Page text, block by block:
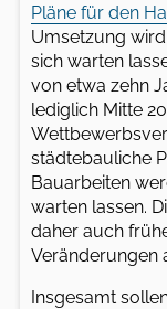
Pläne für den
Umsetzung
sich warten
von etwa zehn
lediglich Mitte
städtebauliche
Bauarbeiten
warten lassen.
daher auch
Veränderungen
Insgesamt